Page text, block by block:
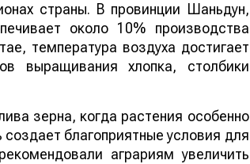
страны. В провинции Шаньдун,
около 10% производства
температура воздуха достигает
выращивания хлопка, столбики
зерна, когда растения особенно
благоприятные условия для
аграриям увеличить